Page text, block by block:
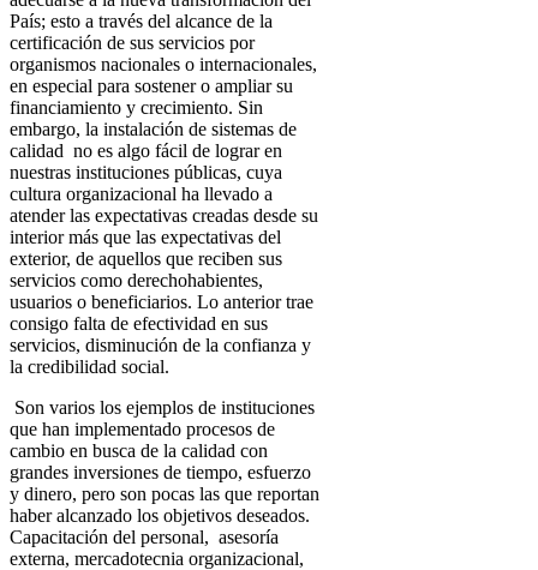
País; esto a través del alcance de la
certificación de sus servicios por
organismos nacionales o internacionales,
en especial para sostener o ampliar su
financiamiento y crecimiento. Sin
embargo, la instalación de sistemas de
calidad no es algo fácil de lograr en
nuestras instituciones públicas, cuya
cultura organizacional ha llevado a
atender las expectativas creadas desde su
interior más que las expectativas del
exterior, de aquellos que reciben sus
servicios como derechohabientes,
usuarios o beneficiarios. Lo anterior trae
consigo falta de efectividad en sus
servicios, disminución de la confianza y
la credibilidad social.
Son varios los ejemplos de instituciones
que han implementado procesos de
cambio en busca de la calidad con
grandes inversiones de tiempo, esfuerzo
y dinero, pero son pocas las que reportan
haber alcanzado los objetivos deseados.
Capacitación del personal, asesoría
externa, mercadotecnia organizacional,